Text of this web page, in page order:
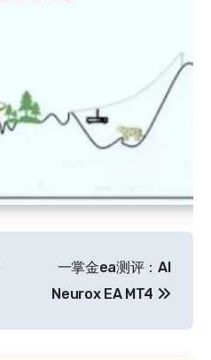
一掌金ea测评：AI
Neurox EA MT4